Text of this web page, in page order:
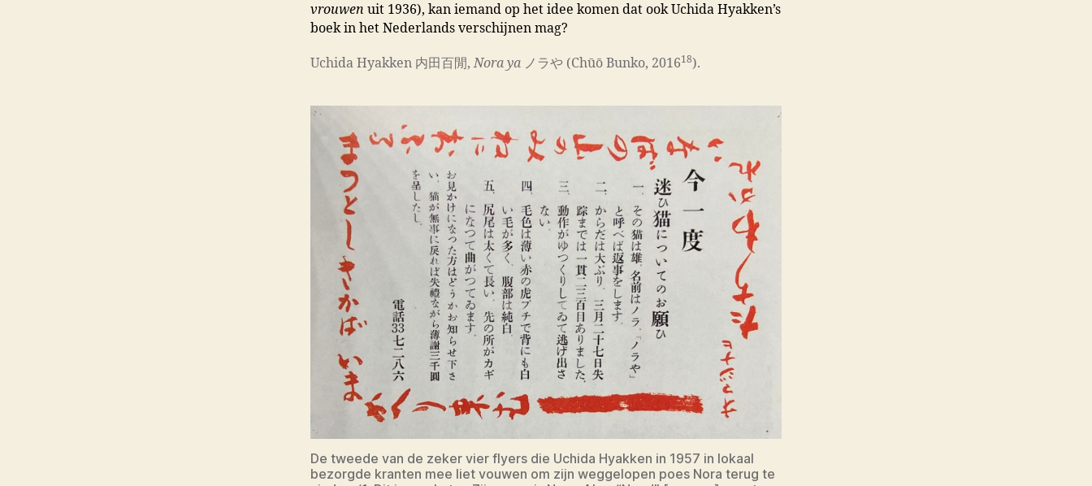
vrouwen uit 1936), kan iemand op het idee komen dat ook Uchida Hyakken’s
boek in het Nederlands verschijnen mag?
Uchida Hyakken 内田百閒,Nora ya ノラや (Chūō Bunko, 201618).
De tweede van de zeker vier flyers die Uchida Hyakken in 1957 in lokaal
bezorgde kranten mee liet vouwen om zijn weggelopen poes Nora terug te